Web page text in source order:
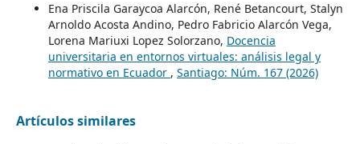
Ena Priscila Garaycoa Alarcón, René Betancourt, Stalyn
Arnoldo Acosta Andino, Pedro Fabricio Alarcón Vega,
Lorena Mariuxi Lopez Solorzano, Docencia
universitaria en entornos virtuales: análisis legal y
normativo en Ecuador , Santiago: Núm. 167 (2026)
Artículos similares